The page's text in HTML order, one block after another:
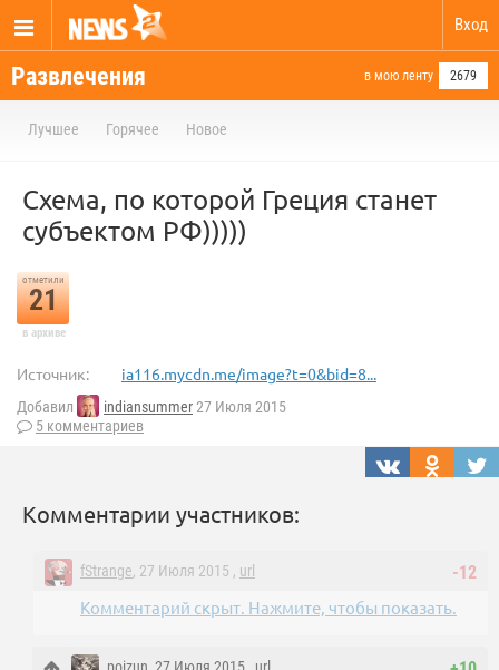
Вход
Развлечения в мою ленту 2679
Лучшее Горячее Новое
Схема, по которой Греция станет
субъектом РФ)))))
отметили
21
в архиве
Источник: ia116.mycdn.me/image?t=0&bid=8...
Добавил indiansummer27 Июля 2015
5 комментариев
Комментарии участников:
-12
fStrange, 27 Июля 2015 , url
Комментарий скрыт. Нажмите, чтобы показать.